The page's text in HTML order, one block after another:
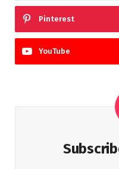
Pinterest
YouTube